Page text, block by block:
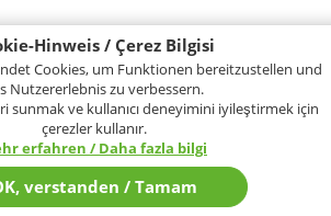
Hinweis / Çerez Bilgisi
Cookies, um Funktionen bereitzustellen und
Nutzererlebnis zu verbessern.
sunmak ve kullanıcı deneyimini iyileştirmek için
çerezler kullanır.
erfahren / Daha fazla bilgi
verstanden / Tamam